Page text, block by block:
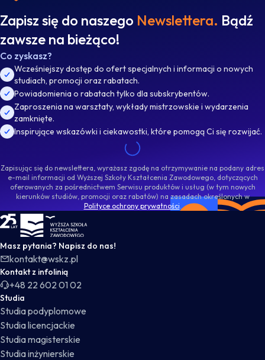
Zapisz się do naszego Newslettera. Bądź
zawsze na bieżąco!
Co zyskasz?
Wcześniejszy dostęp do ofert specjalnych i informacji o nowych
studiach, promocji oraz rabatach.
Powiadomienia o rabatach tylko dla subskrybentów.
Zaproszenia na warsztaty, wykłady mistrzowskie i wydarzenia
zamknięte.
Inspirujące wskazówki i ciekawostki, które pomogą Ci się rozwijać.
Zapisując się do newslettera, wyrażasz zgodę na otrzymywanie na podany adres
e-mail informacji od Wyższej Szkoły Kształcenia Zawodowego, dotyczących
oferowanych za pośrednictwem Serwisu produktów i usług (w tym nowych
kierunków studiów, promocji oraz rabatów) na zasadach określonych w
Polityce ochrony prywatności.
WSKZ - strona główna
Masz pytania? Napisz do nas!
kontakt@wskz.pl
Kontakt z infolinią
+48 22 602 01 02
Studia
Studia podyplomowe
Studia licencjackie
Studia magisterskie
Studia inżynierskie